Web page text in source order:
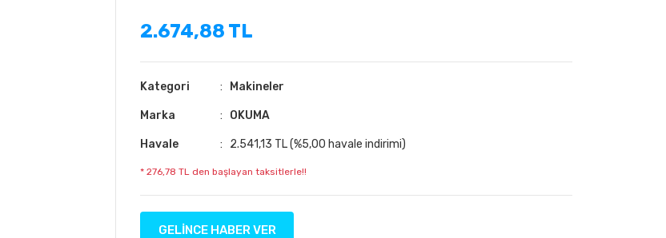
2.674,88 TL
Kategori Makineler
Marka OKUMA
Havale 2.541,13 TL (%5,00 havale indirimi)
* 276,78 TL den başlayan taksitlerle!!
GELİNCE HABER VER